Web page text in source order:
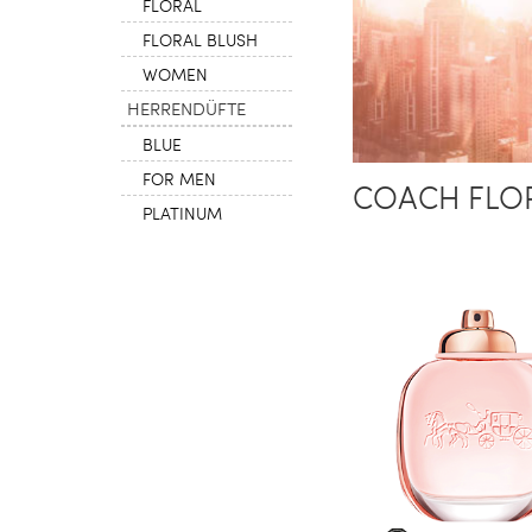
FLORAL BLUSH
WOMEN
HERRENDÜFTE
BLUE
FOR MEN
PLATINUM
COACH